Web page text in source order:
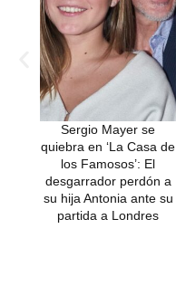
Sergio Mayer se
quiebra en ‘La Casa de
los Famosos’: El
desgarrador perdón a
su hija Antonia ante su
partida a Londres